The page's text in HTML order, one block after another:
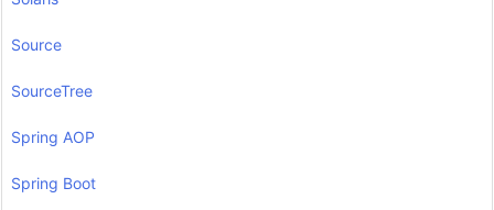
Source
SourceTree
Spring AOP
Spring Boot